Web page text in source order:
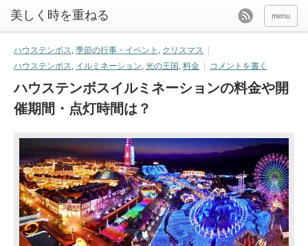
美しく時を重ねる menu
ハウステンボス, 季節の行事・イベント , クリスマス
ハウステンボス, イルミネーション, 光の王国 , 料金 コメントを書く
ハウステンボスイルミネーションの料金や開
催期間・点灯時間は？